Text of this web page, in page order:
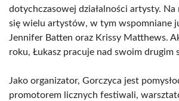
dotychczasowej działalności artysty. Na
się wielu artystów, w tym wspomniane
Jennifer Batten oraz Krissy Matthews.
roku, Łukasz pracuje nad swoim drugim
Jako organizator, Gorczyca jest
promotorem licznych festiwali,